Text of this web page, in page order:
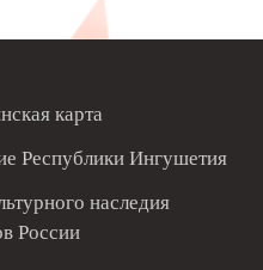
карта
Республики Ингушетия
наследия
России